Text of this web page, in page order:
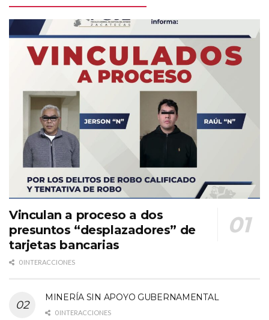
Vinculan a proceso a dos
presuntos “desplazadores” de
tarjetas bancarias
0 INTERACCIONES
MINERÍA SIN APOYO GUBERNAMENTAL
0 INTERACCIONES